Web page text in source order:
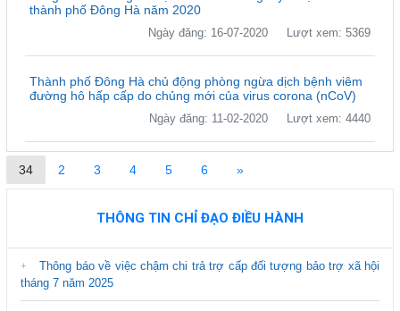
thành phố Đông Hà năm 2020
Ngày đăng: 16-07-2020 Lượt xem: 5369
Thành phố Đông Hà chủ động phòng ngừa dịch bệnh viêm
đường hô hấp cấp do chủng mới của virus corona (nCoV)
Ngày đăng: 11-02-2020 Lượt xem: 4440
34 2 3 4 5 6 »
THÔNG TIN CHỈ ĐẠO ĐIỀU HÀNH
Thông báo về việc chậm chi trả trợ cấp đối tượng bảo trợ xã hội
tháng 7 năm 2025